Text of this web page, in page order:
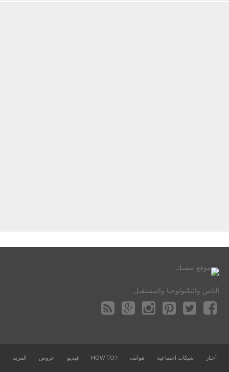
الناس والتكنولوجيا والمستقبل
أخبار شبكات اجتماعية هواتف ?HOW TO فيديو عروض المزيد